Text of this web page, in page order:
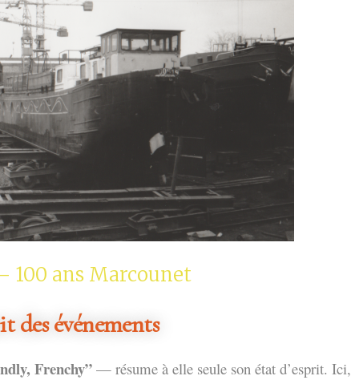
100 ans Marcounet
des événements
Frenchy” — résume à elle seule son état d’esprit. Ici,